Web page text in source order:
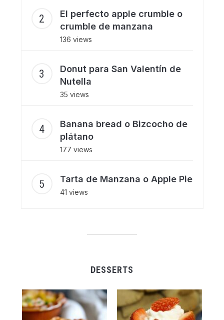
El perfecto apple crumble o
crumble de manzana
136 views
Donut para San Valentín de
Nutella
35 views
Banana bread o Bizcocho de
plátano
177 views
Tarta de Manzana o Apple Pie
41 views
DESSERTS